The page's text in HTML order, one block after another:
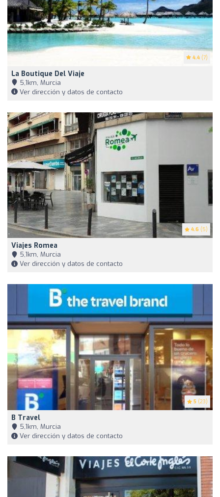
4.4 (7)
La Boutique Del Viaje
5,1km, Murcia
Ver dirección y datos de contacto
4.6 (5)
Viajes Romea
5,1km, Murcia
Ver dirección y datos de contacto
5 (23)
B Travel
5,1km, Murcia
Ver dirección y datos de contacto